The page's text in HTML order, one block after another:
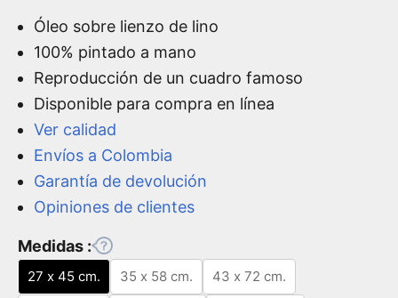
Óleo sobre lienzo de lino
100% pintado a mano
Reproducción de un cuadro famoso
Disponible para compra en línea
Ver calidad
Envíos a Colombia
Garantía de devolución
Opiniones de clientes
Medidas :
27 x 45 cm. 35 x 58 cm. 43 x 72 cm.